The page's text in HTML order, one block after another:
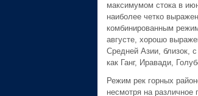
максимумом стока в
наиболее четко
комбинированным
августе, хорошо
Средней Азии, близок,
как Ганг, Иравади,
Режим рек горных
несмотря на